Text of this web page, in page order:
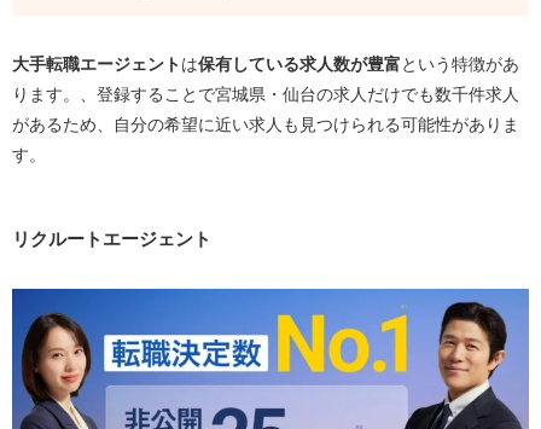
大手転職エージェントは保有している求人数が豊富という特徴があ
ります。、登録することで宮城県・仙台の求人だけでも数千件求人
があるため、自分の希望に近い求人も見つけられる可能性がありま
す。
リクルートエージェント